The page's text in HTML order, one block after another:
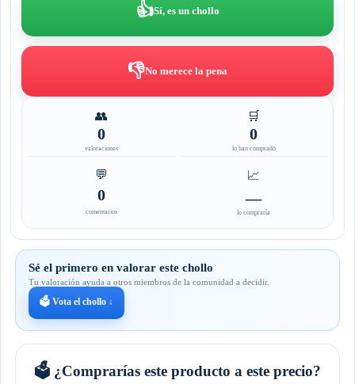
👍Sí, es un chollo
👎No merece la pena
👥
0
valoraciones
🛒
0
lo han comprado
💬
0
comentarios
📈
—
lo compraría
Sé el primero en valorar este chollo
Tu valoración ayuda a otros miembros de la comunidad a decidir.
🗳️ Vota el chollo ↓
🗳️ ¿Comprarías este producto a este precio?